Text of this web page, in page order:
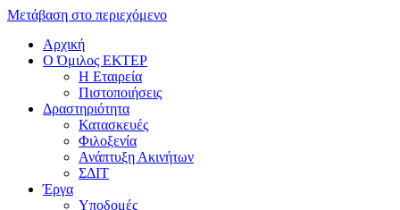
Μετάβαση στο περιεχόμενο
Αρχική
Ο Όμιλος ΕΚΤΕΡ
H Εταιρεία
Πιστοποιήσεις
Δραστηριότητα
Κατασκευές
Φιλοξενία
Ανάπτυξη Ακινήτων
ΣΔΙΤ
Έργα
Υποδομές